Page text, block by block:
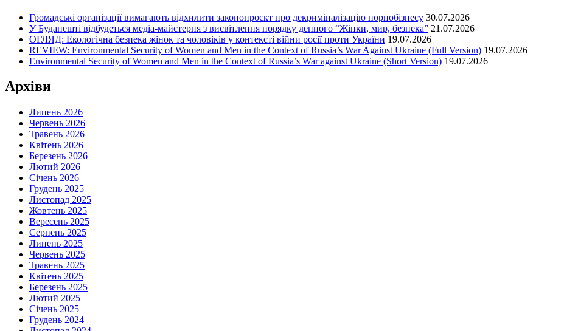
Громадські організації вимагають відхилити законопроєкт про декриміналізацію порнобізнесу 30.07.2026
У Будапешті відбудеться медіа-майстерня з висвітлення порядку денного “Жінки, мир, безпека” 21.07.2026
ОГЛЯД: Екологічна безпека жінок та чоловіків у контексті війни росії проти України 19.07.2026
REVIEW: Environmental Security of Women and Men in the Context of Russia’s War Against Ukraine (Full Version) 19.07.2026
Environmental Security of Women and Men in the Context of Russia’s War against Ukraine (Short Version) 19.07.2026
Архіви
Липень 2026
Червень 2026
Травень 2026
Квітень 2026
Березень 2026
Лютий 2026
Січень 2026
Грудень 2025
Листопад 2025
Жовтень 2025
Вересень 2025
Серпень 2025
Липень 2025
Червень 2025
Травень 2025
Квітень 2025
Березень 2025
Лютий 2025
Січень 2025
Грудень 2024